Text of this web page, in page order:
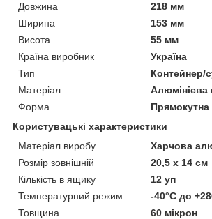
Довжина
218 мм
Ширина
153 мм
Висота
55 мм
Країна виробник
Україна
Тип
Контейнер/
Матеріал
Алюмінієва
Форма
Прямокутна
Користувацькі характеристики
Матеріал виробу
Харчова
Розмір зовнішній
20,5 х 14 см
Кількість в ящику
12 уп
Температурний режим
-40°С до
Товщина
60 мікрон